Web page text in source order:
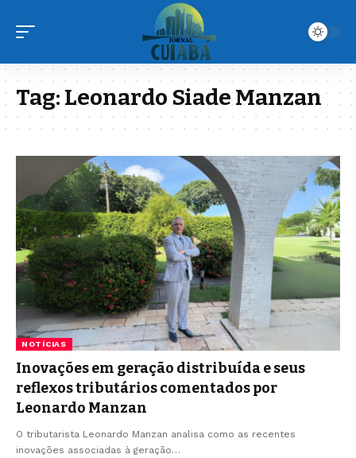
Tag:Leonardo Siade Manzan
NOTÍCIAS
Inovações em geração distribuída e seus
reflexos tributários comentados por
Leonardo Manzan
O tributarista Leonardo Manzan analisa como as recentes
inovações associadas à geração…